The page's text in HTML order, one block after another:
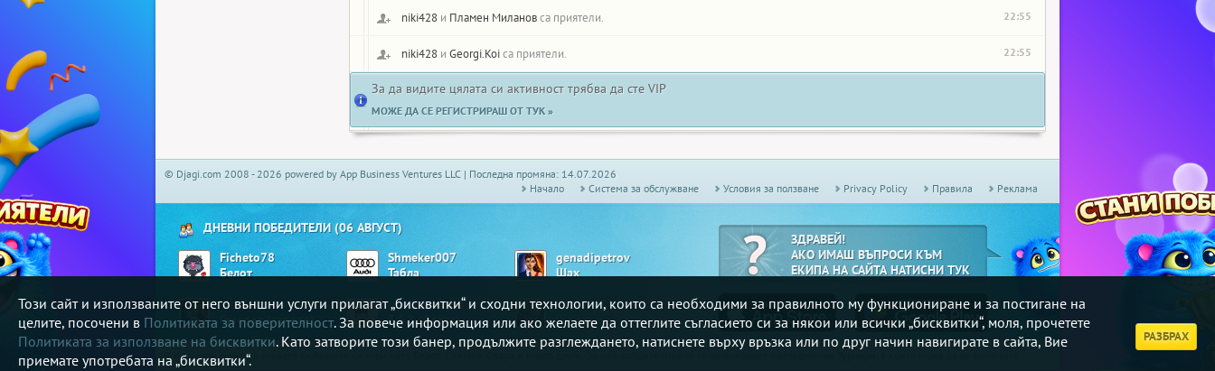
niki428 и Пламен Милановса приятели. 22:55
niki428 и Georgi.Koiса приятели. 22:55
За да видите цялата си активност трябва да сте VIP
МОЖЕ ДА СЕ РЕГИСТРИРАШ ОТ ТУК »
Този сайт и използваните от него външни услуги прилагат „бисквитки“ и сходни технологии, които са необходими за правилното му функциониране и за постигане на
целите, посочени в Политиката за поверителност. За повече информация или ако желаете да оттеглите съгласието си за някои или всички „бисквитки“, моля, прочетете
Политиката за използване на бисквитки. Като затворите този банер, продължите разглеждането, натиснете върху връзка или по друг начин навигирате в сайта, Вие
приемате употребата на „бисквитки“.
РАЗБРАХ
© Djagi.com 2008 - 2026 powered by App Business Ventures LLC | Последна промяна: 14.07.2026
Начало
Системa за обслужване Условия за ползване Privacy Policy Правила Реклама
ДНЕВНИ ПОБЕДИТЕЛИ (06 АВГУСТ)
Ficheto78
Белот
Shmeker007
Табла
genadipetrov
Шах
_JenTaRo
Генерал (зарове)
nadziratelq007
3.5.8 (блато)
Villie
Шише
ЗДРАВЕЙ!
АКО ИМАШ ВЪПРОСИ КЪМ
ЕКИПА НА САЙТА НАТИСНИ ТУК
В djagi.com може да играете любимите си игри като